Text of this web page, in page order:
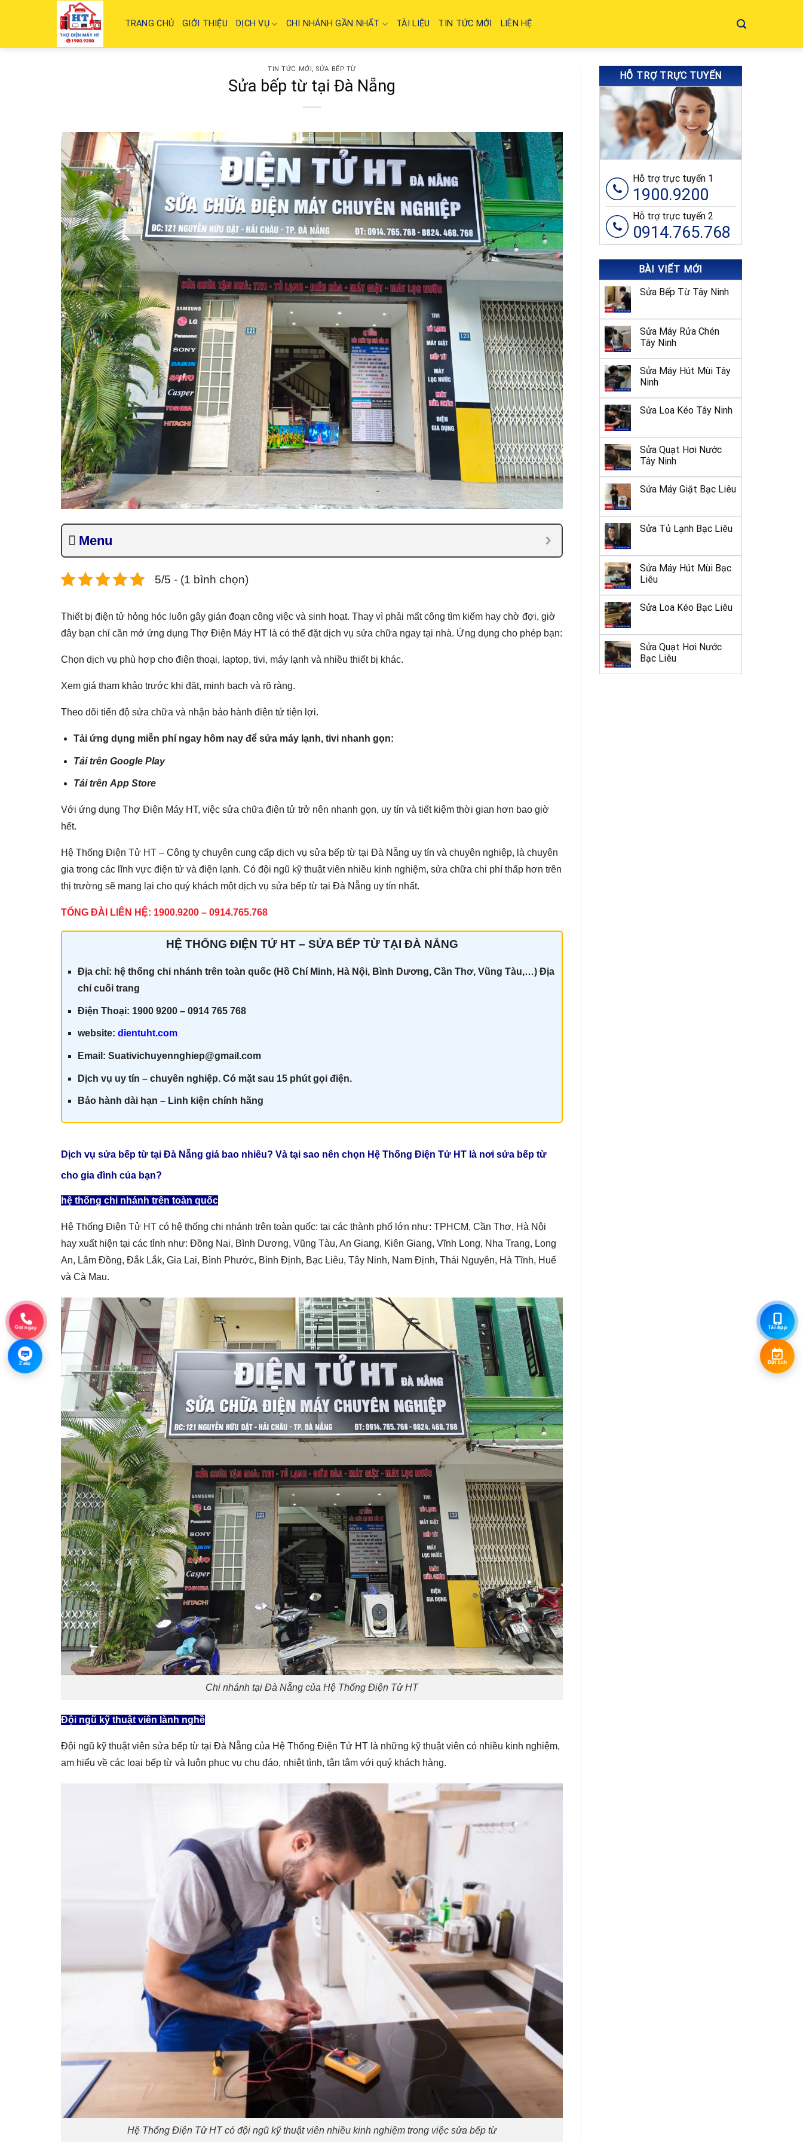
TRANG CHỦ GIỚI THIỆU DỊCH VỤ CHI NHÁNH GẦN NHẤT TÀI LIỆU TIN TỨC MỚI LIÊN HỆ
TIN TỨC MỚI, SỬA BẾP TỪ
Sửa bếp từ tại Đà Nẵng
Menu
5/5 - (1 bình chọn)
Thiết bị điện tử hỏng hóc luôn gây gián đoạn công việc và sinh hoạt. Thay vì phải mất công tìm kiếm hay chờ đợi, giờ
đây bạn chỉ cần mở ứng dụng Thợ Điện Máy HT là có thể đặt dịch vụ sửa chữa ngay tại nhà. Ứng dụng cho phép bạn:
Chọn dịch vụ phù hợp cho điện thoại, laptop, tivi, máy lạnh và nhiều thiết bị khác.
Xem giá tham khảo trước khi đặt, minh bạch và rõ ràng.
Theo dõi tiến độ sửa chữa và nhận bảo hành điện tử tiện lợi.
Tải ứng dụng miễn phí ngay hôm nay để sửa máy lạnh, tivi nhanh gọn:
Tải trên Google Play
Tải trên App Store
Với ứng dụng Thợ Điện Máy HT, việc sửa chữa điện tử trở nên nhanh gọn, uy tín và tiết kiệm thời gian hơn bao giờ
hết.
Hệ Thống Điện Tử HT – Công ty chuyên cung cấp dịch vụ sửa bếp từ tại Đà Nẵng uy tín và chuyên nghiệp, là chuyên
gia trong các lĩnh vực điện tử và điện lạnh. Có đội ngũ kỹ thuật viên nhiều kinh nghiệm, sửa chữa chi phí thấp hơn trên
thị trường sẽ mang lại cho quý khách một dịch vụ sửa bếp từ tại Đà Nẵng uy tín nhất.
TỔNG ĐÀI LIÊN HỆ: 1900.9200 – 0914.765.768
HỆ THỐNG ĐIỆN TỬ HT – SỬA BẾP TỪ TẠI ĐÀ NẴNG
Địa chỉ: hệ thống chi nhánh trên toàn quốc (Hồ Chí Minh, Hà Nội, Bình Dương, Cần Thơ, Vũng Tàu,…) Địa
chỉ cuối trang
Điện Thoại: 1900 9200 – 0914 765 768
website: dientuht.com
Email: Suativichuyennghiep@gmail.com
Dịch vụ uy tín – chuyên nghiệp. Có mặt sau 15 phút gọi điện.
Bảo hành dài hạn – Linh kiện chính hãng
Dịch vụ sửa bếp từ tại Đà Nẵng giá bao nhiêu? Và tại sao nên chọn Hệ Thống Điện Tử HT là nơi sửa bếp từ
cho gia đình của bạn?
hệ thống chi nhánh trên toàn quốc
Hệ Thống Điện Tử HT có hệ thống chi nhánh trên toàn quốc: tại các thành phố lớn như: TPHCM, Cần Thơ, Hà Nội
hay xuất hiện tại các tỉnh như: Đồng Nai, Bình Dương, Vũng Tàu, An Giang, Kiên Giang, Vĩnh Long, Nha Trang, Long
An, Lâm Đồng, Đắk Lắk, Gia Lai, Bình Phước, Bình Định, Bạc Liêu, Tây Ninh, Nam Định, Thái Nguyên, Hà Tĩnh, Huế
và Cà Mau.
Chi nhánh tại Đà Nẵng của Hệ Thống Điện Tử HT
Đội ngũ kỹ thuật viên lành nghề
Đội ngũ kỹ thuật viên sửa bếp từ tại Đà Nẵng của Hệ Thống Điện Tử HT là những kỹ thuật viên có nhiều kinh nghiệm,
am hiểu về các loại bếp từ và luôn phục vụ chu đáo, nhiệt tình, tận tâm với quý khách hàng.
Hệ Thống Điện Tử HT có đội ngũ kỹ thuật viên nhiều kinh nghiệm trong việc sửa bếp từ
HỖ TRỢ TRỰC TUYẾN
Hỗ trợ trực tuyến 1
1900.9200
Hỗ trợ trực tuyến 2
0914.765.768
BÀI VIẾT MỚI
Sửa Bếp Từ Tây Ninh
Sửa Máy Rửa Chén
Tây Ninh
Sửa Máy Hút Mùi Tây
Ninh
Sửa Loa Kéo Tây Ninh
Sửa Quạt Hơi Nước
Tây Ninh
Sửa Máy Giặt Bạc Liêu
Sửa Tủ Lạnh Bạc Liêu
Sửa Máy Hút Mùi Bạc
Liêu
Sửa Loa Kéo Bạc Liêu
Sửa Quạt Hơi Nước
Bạc Liêu
Gọi ngay
Zalo
Zalo
Tải App
Đặt lịch